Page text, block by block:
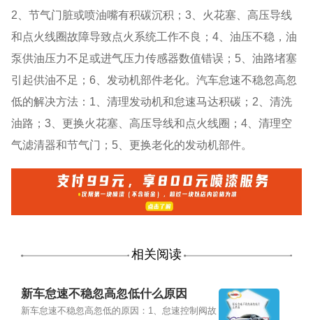
2、节气门脏或喷油嘴有积碳沉积；3、火花塞、高压导线
和点火线圈故障导致点火系统工作不良；4、油压不稳，油
泵供油压力不足或进气压力传感器数值错误；5、油路堵塞
引起供油不足；6、发动机部件老化。汽车怠速不稳忽高忽
低的解决方法：1、清理发动机和怠速马达积碳；2、清洗
油路；3、更换火花塞、高压导线和点火线圈；4、清理空
气滤清器和节气门；5、更换老化的发动机部件。
相关阅读
新车怠速不稳忽高忽低什么原因
新车怠速不稳忽高忽低的原因：1、怠速控制阀故